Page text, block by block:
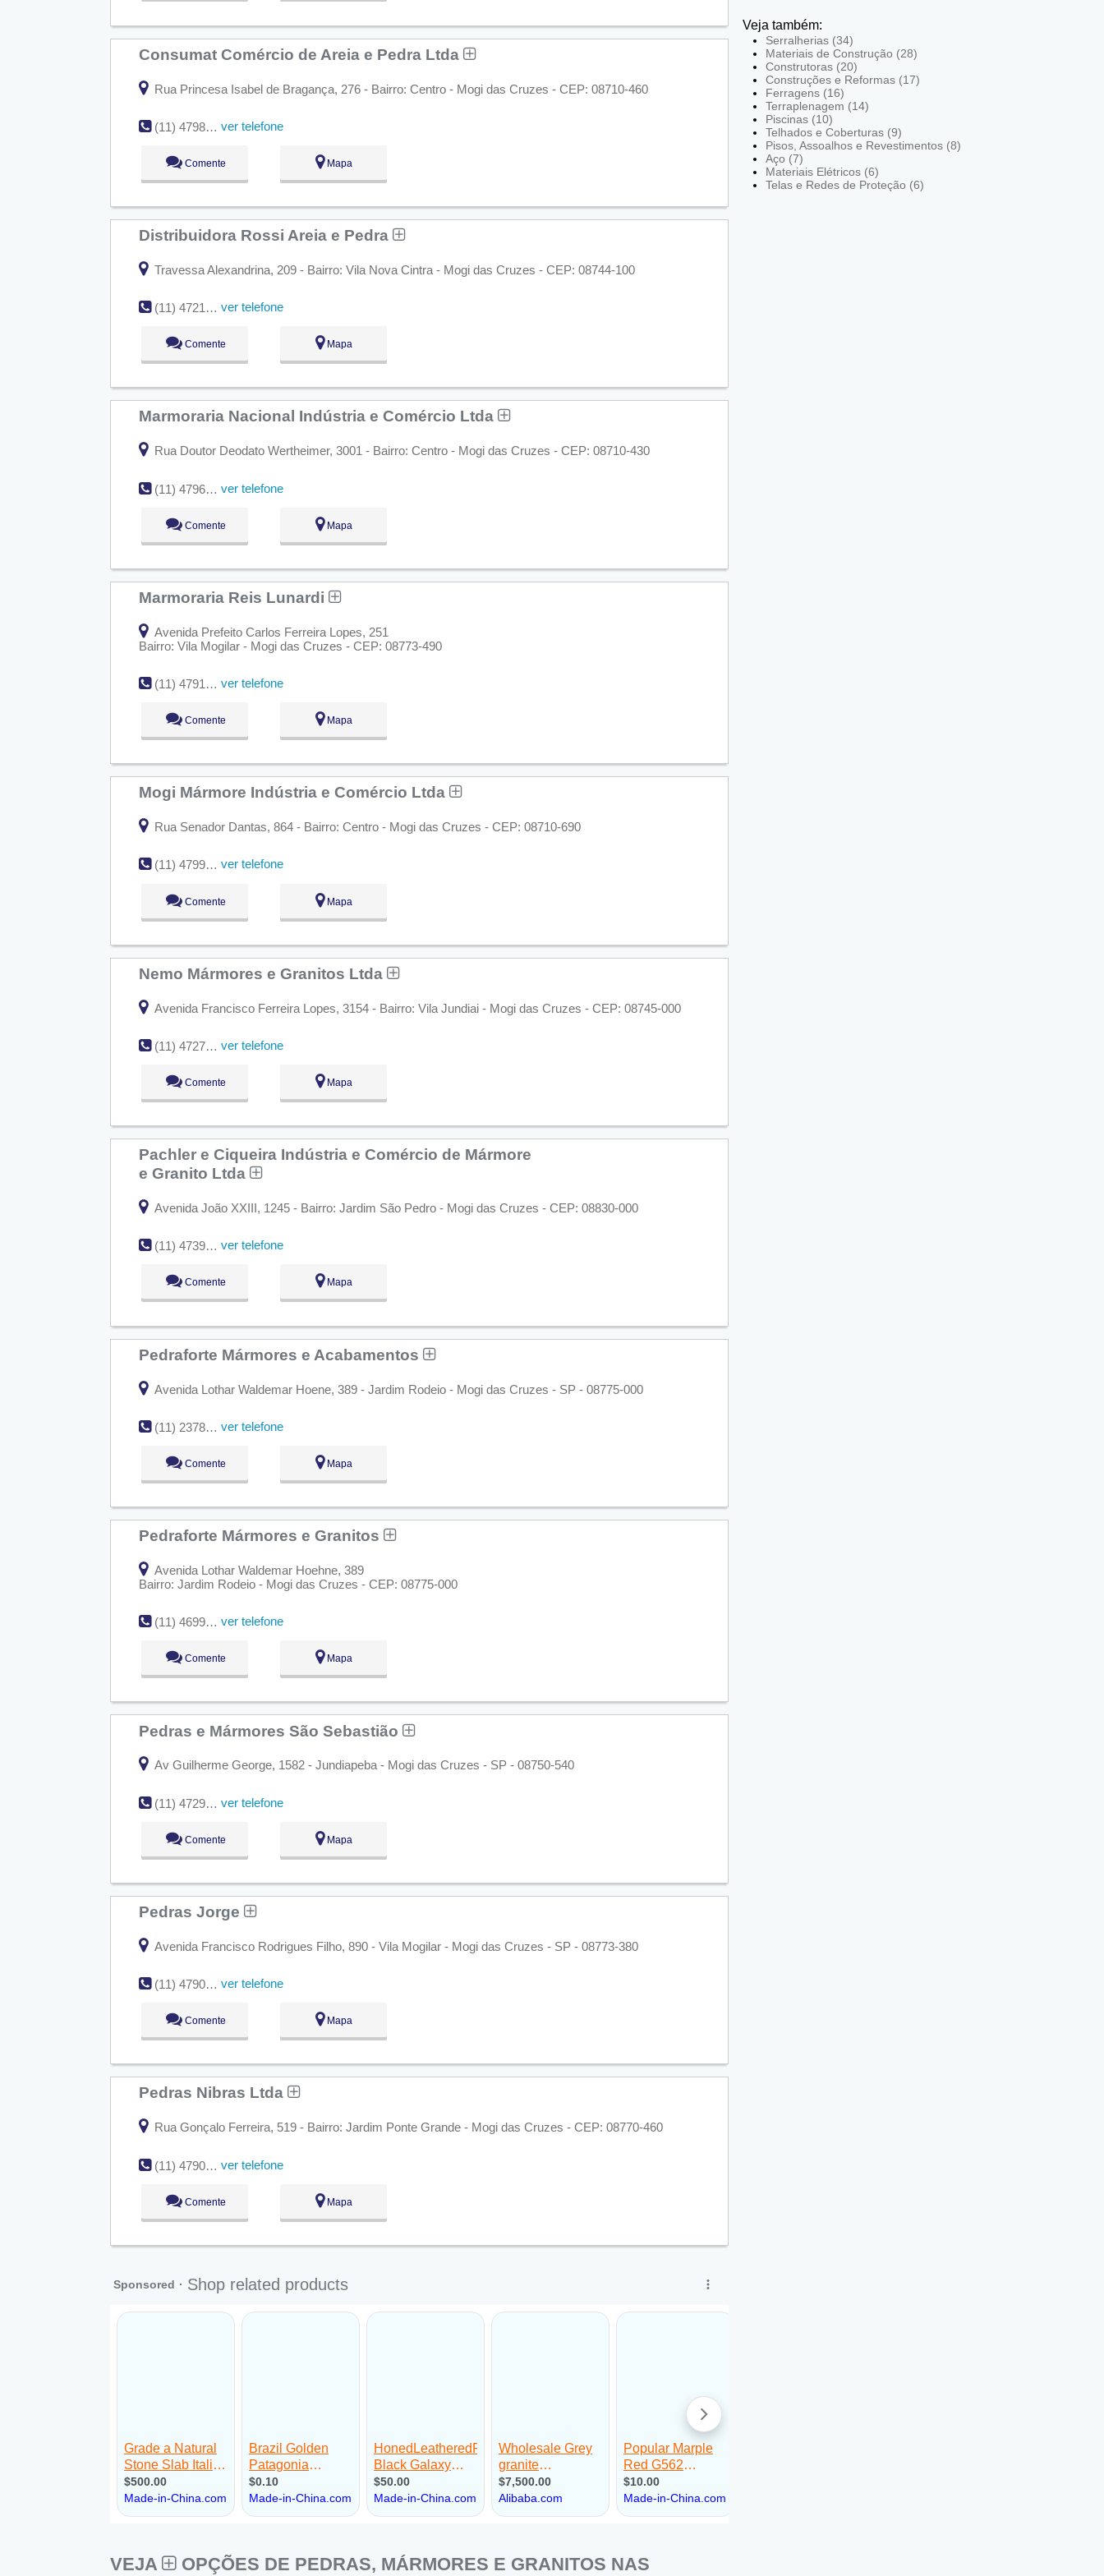
Consumat Comércio de Areia e Pedra Ltda
Rua Princesa Isabel de Bragança, 276 - Bairro: Centro - Mogi das Cruzes - CEP: 08710-460
(11) 4798-1258 ver telefone
Comente Mapa
Distribuidora Rossi Areia e Pedra
Travessa Alexandrina, 209 - Bairro: Vila Nova Cintra - Mogi das Cruzes - CEP: 08744-100
(11) 4721-3700 ver telefone
Comente Mapa
Marmoraria Nacional Indústria e Comércio Ltda
Rua Doutor Deodato Wertheimer, 3001 - Bairro: Centro - Mogi das Cruzes - CEP: 08710-430
(11) 4796-6777 ver telefone
Comente Mapa
Marmoraria Reis Lunardi
Avenida Prefeito Carlos Ferreira Lopes, 251
Bairro: Vila Mogilar - Mogi das Cruzes - CEP: 08773-490
(11) 4791-2038 ver telefone
Comente Mapa
Mogi Mármore Indústria e Comércio Ltda
Rua Senador Dantas, 864 - Bairro: Centro - Mogi das Cruzes - CEP: 08710-690
(11) 4799-8237 ver telefone
Comente Mapa
Nemo Mármores e Granitos Ltda
Avenida Francisco Ferreira Lopes, 3154 - Bairro: Vila Jundiai - Mogi das Cruzes - CEP: 08745-000
(11) 4727-4880 ver telefone
Comente Mapa
Pachler e Ciqueira Indústria e Comércio de Mármore
e Granito Ltda
Avenida João XXIII, 1245 - Bairro: Jardim São Pedro - Mogi das Cruzes - CEP: 08830-000
(11) 4739-4045 ver telefone
Comente Mapa
Pedraforte Mármores e Acabamentos
Avenida Lothar Waldemar Hoene, 389 - Jardim Rodeio - Mogi das Cruzes - SP - 08775-000
(11) 2378-4070 ver telefone
Comente Mapa
Pedraforte Mármores e Granitos
Avenida Lothar Waldemar Hoehne, 389
Bairro: Jardim Rodeio - Mogi das Cruzes - CEP: 08775-000
(11) 4699-1110 ver telefone
Comente Mapa
Pedras e Mármores São Sebastião
Av Guilherme George, 1582 - Jundiapeba - Mogi das Cruzes - SP - 08750-540
(11) 4729-6388 ver telefone
Comente Mapa
Pedras Jorge
Avenida Francisco Rodrigues Filho, 890 - Vila Mogilar - Mogi das Cruzes - SP - 08773-380
(11) 4790-3173 ver telefone
Comente Mapa
Pedras Nibras Ltda
Rua Gonçalo Ferreira, 519 - Bairro: Jardim Ponte Grande - Mogi das Cruzes - CEP: 08770-460
(11) 4790-2999 ver telefone
Comente Mapa
VEJA
OPÇÕES DE PEDRAS, MÁRMORES E GRANITOS NAS
Veja também:
Serralherias (34)
Materiais de Construção (28)
Construtoras (20)
Construções e Reformas (17)
Ferragens (16)
Terraplenagem (14)
Piscinas (10)
Telhados e Coberturas (9)
Pisos, Assoalhos e Revestimentos (8)
Aço (7)
Materiais Elétricos (6)
Telas e Redes de Proteção (6)